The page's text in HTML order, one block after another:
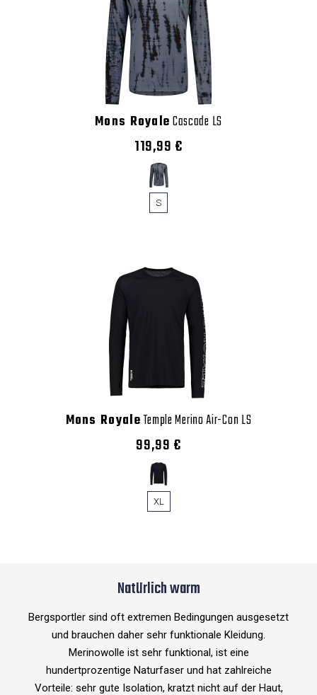
Mons RoyaleCascade LS
119,99 €
S
Mons RoyaleTemple Merino Air-Con LS
99,99 €
XL
Natürlich warm
Bergsportler sind oft extremen Bedingungen ausgesetzt
und brauchen daher sehr funktionale Kleidung.
Merinowolle ist sehr funktional, ist eine
hundertprozentige Naturfaser und hat zahlreiche
Vorteile: sehr gute Isolation, kratzt nicht auf der Haut,